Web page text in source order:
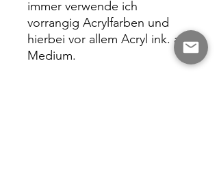
immer verwende ich
vorrangig Acrylfarben und
hierbei vor allem Acryl ink. als
Medium.